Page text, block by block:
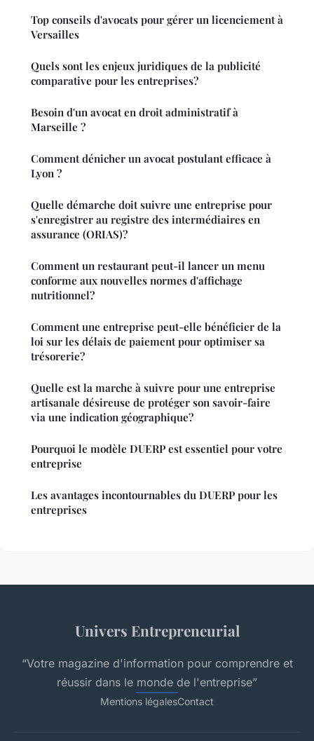
Top conseils d'avocats pour gérer un licenciement à
Versailles
Quels sont les enjeux juridiques de la publicité
comparative pour les entreprises?
Besoin d'un avocat en droit administratif à
Marseille ?
Comment dénicher un avocat postulant efficace à
Lyon ?
Quelle démarche doit suivre une entreprise pour
s'enregistrer au registre des intermédiaires en
assurance (ORIAS)?
Comment un restaurant peut-il lancer un menu
conforme aux nouvelles normes d'affichage
nutritionnel?
Comment une entreprise peut-elle bénéficier de la
loi sur les délais de paiement pour optimiser sa
trésorerie?
Quelle est la marche à suivre pour une entreprise
artisanale désireuse de protéger son savoir-faire
via une indication géographique?
Pourquoi le modèle DUERP est essentiel pour votre
entreprise
Les avantages incontournables du DUERP pour les
entreprises
Univers Entrepreneurial
“Votre magazine d'information pour comprendre et
réussir dans le monde de l'entreprise”
Mentions légalesContact